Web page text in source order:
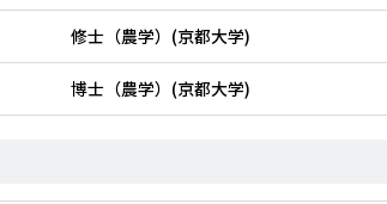
修士（農学）(京都大学)
博士（農学）(京都大学)